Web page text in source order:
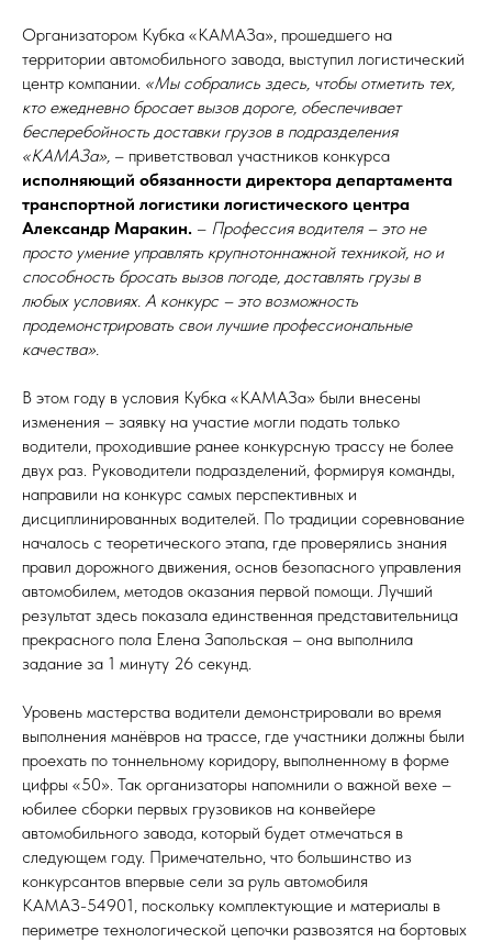
Организатором Кубка «КАМАЗа», прошедшего на
территории автомобильного завода, выступил логистический
центр компании. «Мы собрались здесь, чтобы отметить тех,
кто ежедневно бросает вызов дороге, обеспечивает
бесперебойность доставки грузов в подразделения
«КАМАЗа», – приветствовал участников конкурса
исполняющий обязанности директора департамента
транспортной логистики логистического центра
Александр Маракин. – Профессия водителя – это не
просто умение управлять крупнотоннажной техникой, но и
способность бросать вызов погоде, доставлять грузы в
любых условиях. А конкурс – это возможность
продемонстрировать свои лучшие профессиональные
качества».
В этом году в условия Кубка «КАМАЗа» были внесены
изменения – заявку на участие могли подать только
водители, проходившие ранее конкурсную трассу не более
двух раз. Руководители подразделений, формируя команды,
направили на конкурс самых перспективных и
дисциплинированных водителей. По традиции соревнование
началось с теоретического этапа, где проверялись знания
правил дорожного движения, основ безопасного управления
автомобилем, методов оказания первой помощи. Лучший
результат здесь показала единственная представительница
прекрасного пола Елена Запольская – она выполнила
задание за 1 минуту 26 секунд.
Уровень мастерства водители демонстрировали во время
выполнения манёвров на трассе, где участники должны были
проехать по тоннельному коридору, выполненному в форме
цифры «50». Так организаторы напомнили о важной вехе –
юбилее сборки первых грузовиков на конвейере
автомобильного завода, который будет отмечаться в
следующем году. Примечательно, что большинство из
конкурсантов впервые сели за руль автомобиля
КАМАЗ-54901, поскольку комплектующие и материалы в
периметре технологической цепочки развозятся на бортовых